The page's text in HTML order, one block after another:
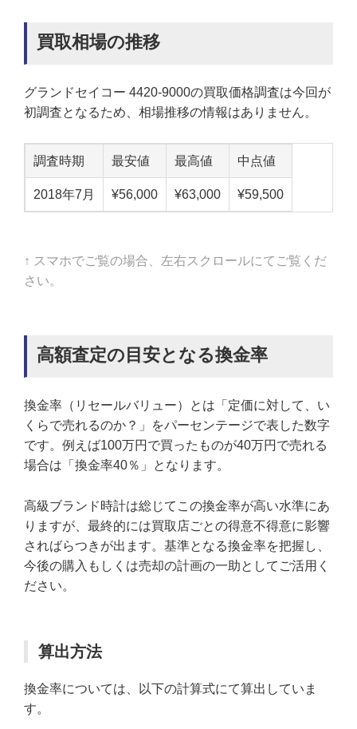
買取相場の推移
グランドセイコー 4420-9000の買取価格調査は今回が
初調査となるため、相場推移の情報はありません。
調査時期 最安値 最高値 中点値
2018年7月 ¥56,000 ¥63,000 ¥59,500
↑ スマホでご覧の場合、左右スクロールにてご覧くだ
さい。
高額査定の目安となる換金率
換金率（リセールバリュー）とは「定価に対して、い
くらで売れるのか？」をパーセンテージで表した数字
です。例えば100万円で買ったものが40万円で売れる
場合は「換金率40％」となります。
高級ブランド時計は総じてこの換金率が高い水準にあ
りますが、最終的には買取店ごとの得意不得意に影響
さればらつきが出ます。基準となる換金率を把握し、
今後の購入もしくは売却の計画の一助としてご活用く
ださい。
算出方法
換金率については、以下の計算式にて算出していま
す。